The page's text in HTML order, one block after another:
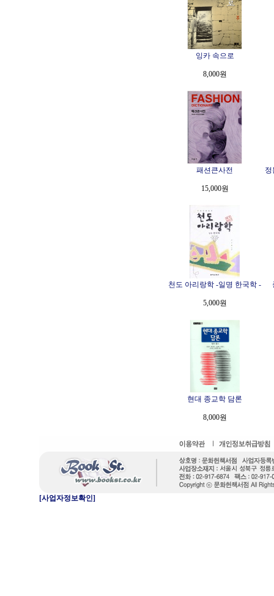
잉카 속으로
8,000원
패션큰사전
15,000원
정
천도 아리랑학 -일명 한국학 -
5,000원
현대 종교학 담론
8,000원
[사업자정보확인]